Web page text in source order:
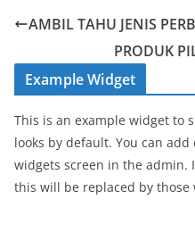
e
o
o
k
o
d
o
n
l e
AMBIL TAHU JENIS
PRODUK
Example Widget
This is an example widget to
looks by default. You can
widgets screen in the admin.
this will be replaced by those